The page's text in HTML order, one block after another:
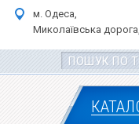
м. Одеса,
Миколаївська дорога